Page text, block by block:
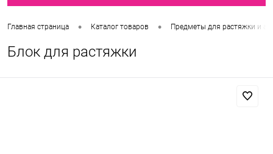
Главная страница • Каталог товаров • Предметы для растяжки и
Блок для растяжки